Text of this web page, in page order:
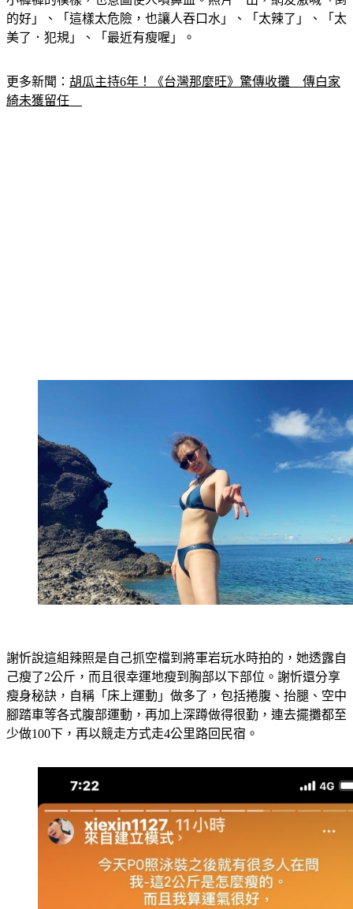
的好」、「這樣太危險，也讓人吞口水」、「太辣了」、「太
美了．犯規」、「最近有瘦喔」。
更多新聞： 胡瓜主持6年！《台灣那麼旺》驚傳收攤　傳白家
綺未獲留任
謝忻說這組辣照是自己抓空檔到將軍岩玩水時拍的，她透露自
己瘦了2公斤，而且很幸運地瘦到胸部以下部位。謝忻還分享
瘦身秘訣，自稱「床上運動」做多了，包括捲腹、抬腿、空中
腳踏車等各式腹部運動，再加上深蹲做得很勤，連去擺攤都至
少做100下，再以競走方式走4公里路回民宿。